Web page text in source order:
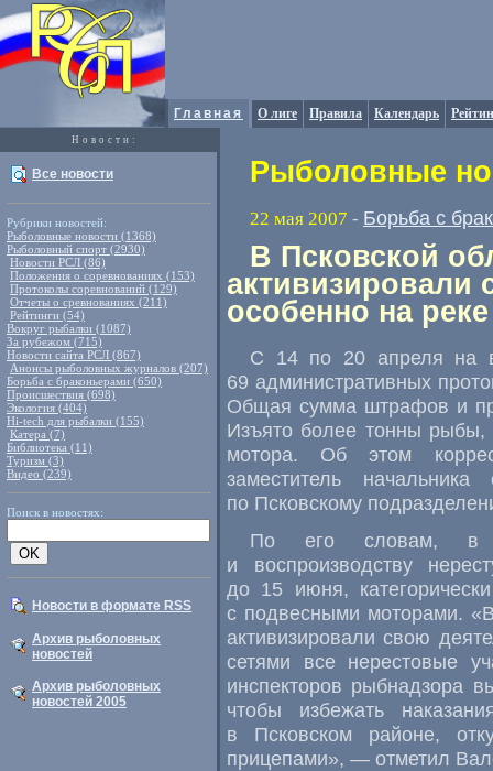
Главная О лиге Правила Календарь
Новости:
Все новости
Рубрики новостей:
Рыболовные новости (1368)
Рыболовный спорт (2930)
Новости РСЛ (86)
Положения о соревнованиях (153)
Протоколы соревнований (129)
Отчеты о сревнованиях (211)
Рейтинги (54)
Вокруг рыбалки (1087)
За рубежом (715)
Новости сайта РСЛ (867)
Анонсы рыболовных журналов (207)
Борьба с браконьерами (650)
Происшествия (698)
Экология (404)
Hi-tech для рыбалки (155)
Катера (7)
Библиотека (11)
Туризм (3)
Видео (239)
Поиск в новостях:
Новости в формате RSS
Архив рыболовных
новостей
Архив рыболовных
новостей 2005
Рыболовные
22 мая 2007 - Борьба с
В Псковской
активизировали
особенно на
С 14 по 20 апреля на
69 административных
Общая сумма штрафов и
Изъято более тонны
мотора. Об этом
заместитель начальника
по Псковскому
По его словам, в
и воспроизводству
до 15 июня,
с подвесными моторами.
активизировали свою
сетями все нерестовые
инспекторов рыбнадзора
чтобы избежать
в Псковском районе,
прицепами», — отметил